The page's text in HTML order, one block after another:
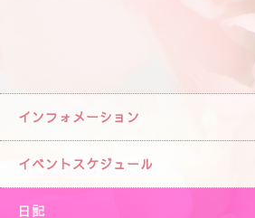
インフォメーション
イベントスケジュール
日記